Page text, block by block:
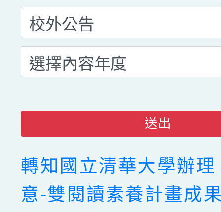
送出
轉知國立清華大學辦
意-雙閱讀素養計畫成